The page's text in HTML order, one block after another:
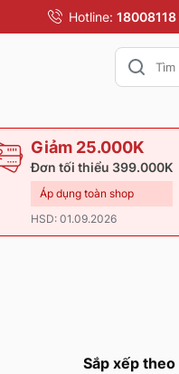
Hotline: 18008118
Giảm 25.000K
Đơn tối thiểu 399.000K
Áp dụng toàn shop
HSD: 01.09.2026
Sắp xếp theo